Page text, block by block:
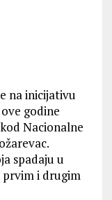
na inicijativu
godine
Nacionalne
spadaju u
prvim i drugim